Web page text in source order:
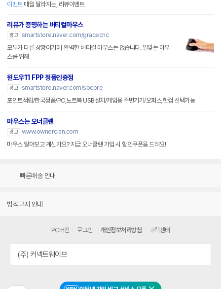
이벤트매월 달라지는, 리뷰이벤트
리뷰가 증명하는 버티컬마우스
광고 smartstore.naver.com/gracecnc
모두가 다른 상황이기에, 완벽한 버티컬 마우스는 없습니다. 알맞는 마우
스를 위해
윈도우11 FPP 정품인증점
광고 smartstore.naver.com/sbcore
포인트적립/한국정품/PC,노트북 USB설치/게임용 주변기기/오피스,한컴 선택가능
마우스는 오너클랜
광고 www.ownerclan.com
마우스 알아보고 계신가요? 지금 오너클랜 가입 시 할인쿠폰을 드려요!
빠른배송 안내
법적고지 안내
PC버전 로그인 개인정보처리방침 고객센터
(주) 커넥트웨이브